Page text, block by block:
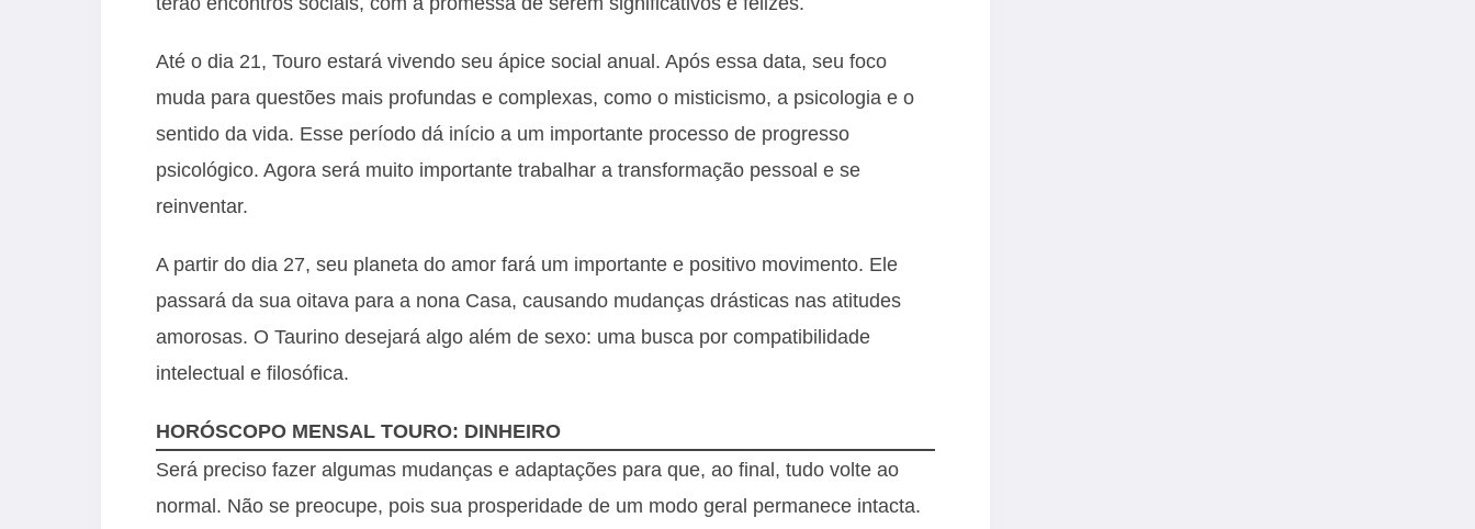
Até o dia 21, Touro estará vivendo seu ápice social anual. Após essa data, seu foco
muda para questões mais profundas e complexas, como o misticismo, a psicologia e o
sentido da vida. Esse período dá início a um importante processo de progresso
psicológico. Agora será muito importante trabalhar a transformação pessoal e se
reinventar.
A partir do dia 27, seu planeta do amor fará um importante e positivo movimento. Ele
passará da sua oitava para a nona Casa, causando mudanças drásticas nas atitudes
amorosas. O Taurino desejará algo além de sexo: uma busca por compatibilidade
intelectual e filosófica.
HORÓSCOPO MENSAL TOURO: DINHEIRO
Será preciso fazer algumas mudanças e adaptações para que, ao final, tudo volte ao
normal. Não se preocupe, pois sua prosperidade de um modo geral permanece intacta.